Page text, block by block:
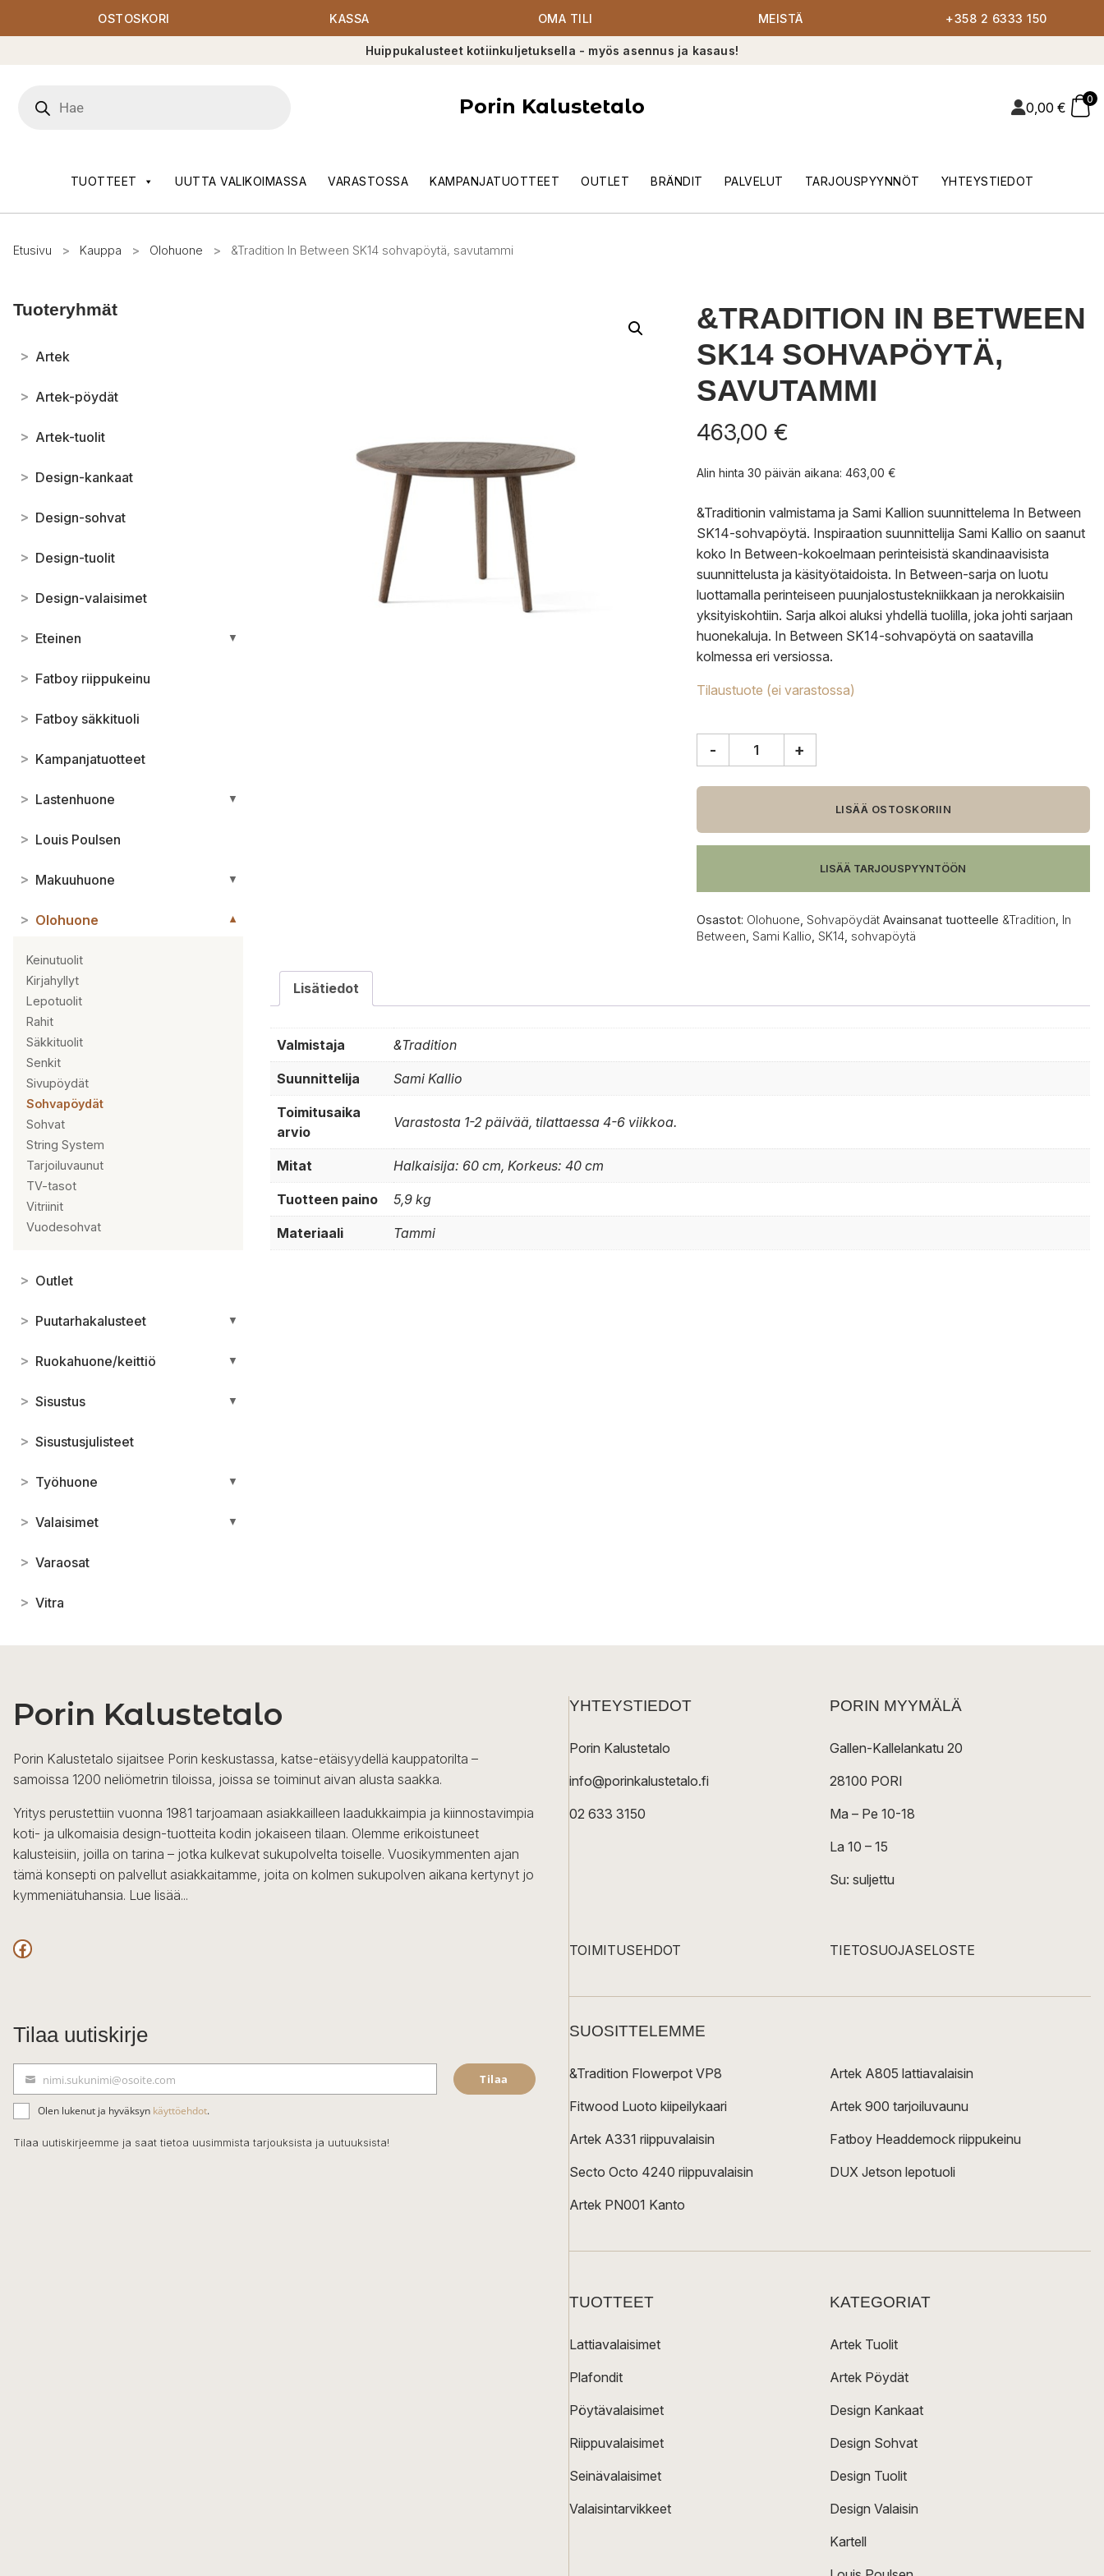
OSTOSKORI KASSA OMA TILI MEISTÄ +358 2 6333 150
Huippukalusteet kotiinkuljetuksella - myös asennus ja kasaus!
search
Porin Kalustetalo 0,00 €
0
TUOTTEET UUTTA VALIKOIMASSA VARASTOSSA KAMPANJATUOTTEET OUTLET BRÄNDIT PALVELUT TARJOUSPYYNNÖT YHTEYSTIEDOT
Etusivu > Kauppa > Olohuone > &Tradition In Between SK14 sohvapöytä, savutammi
Tuoteryhmät
> Artek
> Artek-pöydät
> Artek-tuolit
> Design-kankaat
> Design-sohvat
> Design-tuolit
> Design-valaisimet
> Eteinen ▼
> Fatboy riippukeinu
> Fatboy säkkituoli
> Kampanjatuotteet
> Lastenhuone ▼
> Louis Poulsen
> Makuuhuone ▼
> Olohuone ▼
Keinutuolit
Kirjahyllyt
Lepotuolit
Rahit
Säkkituolit
Senkit
Sivupöydät
Sohvapöydät
Sohvat
String System
Tarjoiluvaunut
TV-tasot
Vitriinit
Vuodesohvat
> Outlet
> Puutarhakalusteet ▼
> Ruokahuone/keittiö ▼
> Sisustus ▼
> Sisustusjulisteet
> Työhuone ▼
> Valaisimet ▼
> Varaosat
> Vitra
&TRADITION IN BETWEEN
SK14 SOHVAPÖYTÄ,
SAVUTAMMI
463,00 €
Alin hinta 30 päivän aikana: 463,00 €
&Traditionin valmistama ja Sami Kallion suunnittelema In Between
SK14-sohvapöytä. Inspiraation suunnittelija Sami Kallio on saanut
koko In Between-kokoelmaan perinteisistä skandinaavisista
suunnittelusta ja käsityötaidoista. In Between-sarja on luotu
luottamalla perinteiseen puunjalostustekniikkaan ja nerokkaisiin
yksityiskohtiin. Sarja alkoi aluksi yhdellä tuolilla, joka johti sarjaan
huonekaluja. In Between SK14-sohvapöytä on saatavilla
kolmessa eri versiossa.
Tilaustuote (ei varastossa)
&Tradition
Between
sohvapöytä,
savutammi
- +
LISÄÄ OSTOSKORIIN
LISÄÄ TARJOUSPYYNTÖÖN
Osastot: Olohuone Sohvapöydät Avainsanat tuotteelle &Tradition In
Between Sami Kallio SK14, sohvapöytä
Lisätiedot
Valmistaja &Tradition
Suunnittelija Sami Kallio
Toimitusaika
arvio
Varastosta 1-2 päivää, tilattaessa 4-6 viikkoa.
Mitat Halkaisija: 60 cm, Korkeus: 40 cm
Tuotteen paino 5,9 kg
Materiaali Tammi
Porin Kalustetalo
Porin Kalustetalo sijaitsee Porin keskustassa, katse-etäisyydellä kauppatorilta –
samoissa 1200 neliömetrin tiloissa, joissa se toiminut aivan alusta saakka.
Yritys perustettiin vuonna 1981 tarjoamaan asiakkailleen laadukkaimpia ja kiinnostavimpia
koti- ja ulkomaisia design-tuotteita kodin jokaiseen tilaan. Olemme erikoistuneet
kalusteisiin, joilla on tarina – jotka kulkevat sukupolvelta toiselle. Vuosikymmenten ajan
tämä konsepti on palvellut asiakkaitamme, joita on kolmen sukupolven aikana kertynyt jo
kymmeniätuhansia. Lue lisää...
Facebook
Tilaa uutiskirje
ä
h
k
nimi.sukunimi@osoite.com Tilaa
Olen lukenut ja hyväksyn käyttöehdot.
Tilaa uutiskirjeemme ja saat tietoa uusimmista tarjouksista ja uutuuksista!
YHTEYSTIEDOT
Porin Kalustetalo
info@porinkalustetalo.fi
02 633 3150
PORIN MYYMÄLÄ
Gallen-Kallelankatu 20
28100 PORI
Ma – Pe 10-18
La 10 – 15
Su: suljettu
TOIMITUSEHDOT TIETOSUOJASELOSTE
SUOSITTELEMME
&Tradition Flowerpot VP8
Fitwood Luoto kiipeilykaari
Artek A331 riippuvalaisin
Secto Octo 4240 riippuvalaisin
Artek PN001 Kanto
Artek A805 lattiavalaisin
Artek 900 tarjoiluvaunu
Fatboy Headdemock riippukeinu
DUX Jetson lepotuoli
TUOTTEET
Lattiavalaisimet
Plafondit
Pöytävalaisimet
Riippuvalaisimet
Seinävalaisimet
Valaisintarvikkeet
KATEGORIAT
Artek Tuolit
Artek Pöydät
Design Kankaat
Design Sohvat
Design Tuolit
Design Valaisin
Kartell